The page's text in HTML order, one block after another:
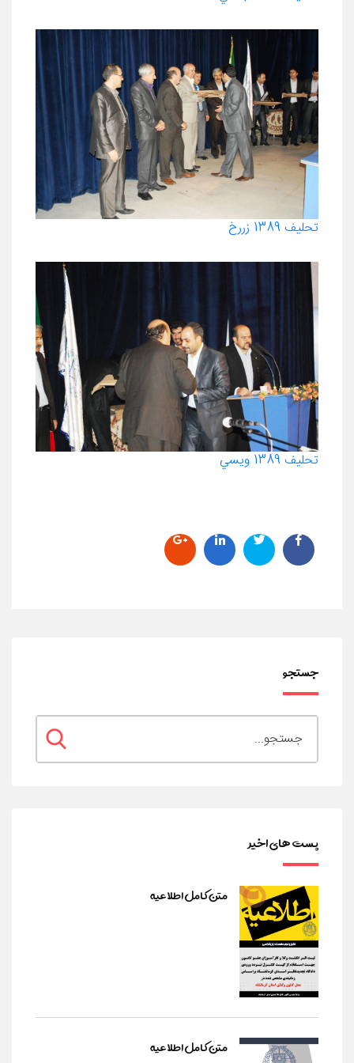
تحليف 1389 زررخ
تحليف 1389 ويسي
جستجو
پست های اخیر
متن کامل اطلاعیه
متن کامل اطلاعیه